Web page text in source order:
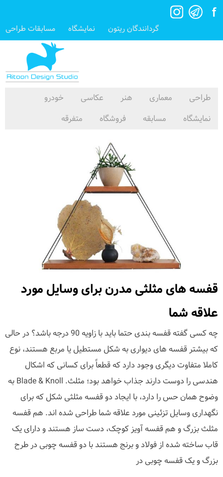
گردانندگان ریتون نمایشگاه مسابقات طراحی
طراحی معماری هنر عکاسی
خودرو
نمایشگاه
مسابقه فروشگاه متفرقه
قفسه های مثلثی مدرن برای وسایل مورد
علاقه شما
چه کسی گفته قفسه بندی حتما باید با زاویه 90 درجه باشد؟ در حالی
که بیشتر قفسه های دیواری به شکل مستطیل یا مربع هستند، نوع
کاملا متفاوت دیگری وجود دارد که قطعاً برای کسانی که اشکال
هندسی را دوست دارند جذاب خواهد بود؛ مثلث. Blade & Knoll به
وضوح همان حس را دارد، با ایجاد دو قفسه مثلثی شکل که برای
نگهداری وسایل تزئینی مورد علاقه شما طراحی شده اند. هم قفسه
مثلث بزرگ و هم قفسه آویز کوچک، دست ساز هستند و دارای یک
قاب ساخته شده از فولاد و برنج هستند با دو قفسه چوبی در طرح
بزرگ و یک قفسه چوبی در